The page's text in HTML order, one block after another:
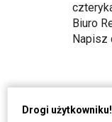
Biuro
Napisz
Drogi użytkowniku!